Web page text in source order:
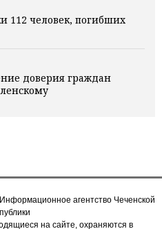
112 человек, погибших
доверия граждан
агентство Чеченской
на сайте, охраняются в